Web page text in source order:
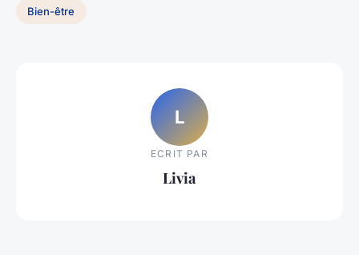
Bien-être
L
ECRIT PAR
Livia